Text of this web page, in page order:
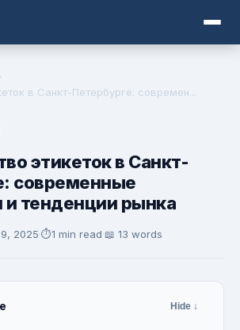
в Санкт-Петербурге: современ...
этикеток в Санкт-
современные
и тенденции рынка
2025·⏱️1 min read·📖 13 words
Hide ↓